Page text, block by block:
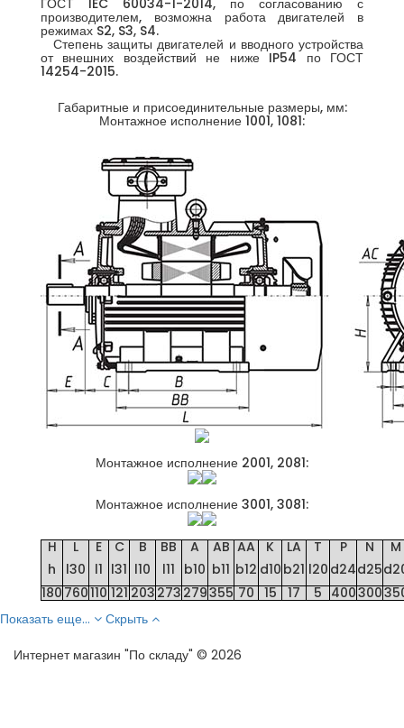
ГОСТ IEC 60034-1-2014, по согласованию с
производителем, возможна работа двигателей в
режимах S2, S3, S4.
Степень защиты двигателей и вводного устройства
от внешних воздействий не ниже IP54 по ГОСТ
14254-2015.
Габаритные и присоединительные размеры, мм:
Монтажное исполнение 1001, 1081:
Монтажное исполнение 2001, 2081:
Монтажное исполнение 3001, 3081:
H
h
L
l30
E
l1
C
l31
B
l10
BB
l11
A
b10
AB
b11
AA
b12
K
d10
LA
b21
T
l20
P
d24
N
d25
M
180 760110 121 203 273 279355 70 15 17 5 400300
Показать еще...
Скрыть
Интернет магазин "По складу" © 2026